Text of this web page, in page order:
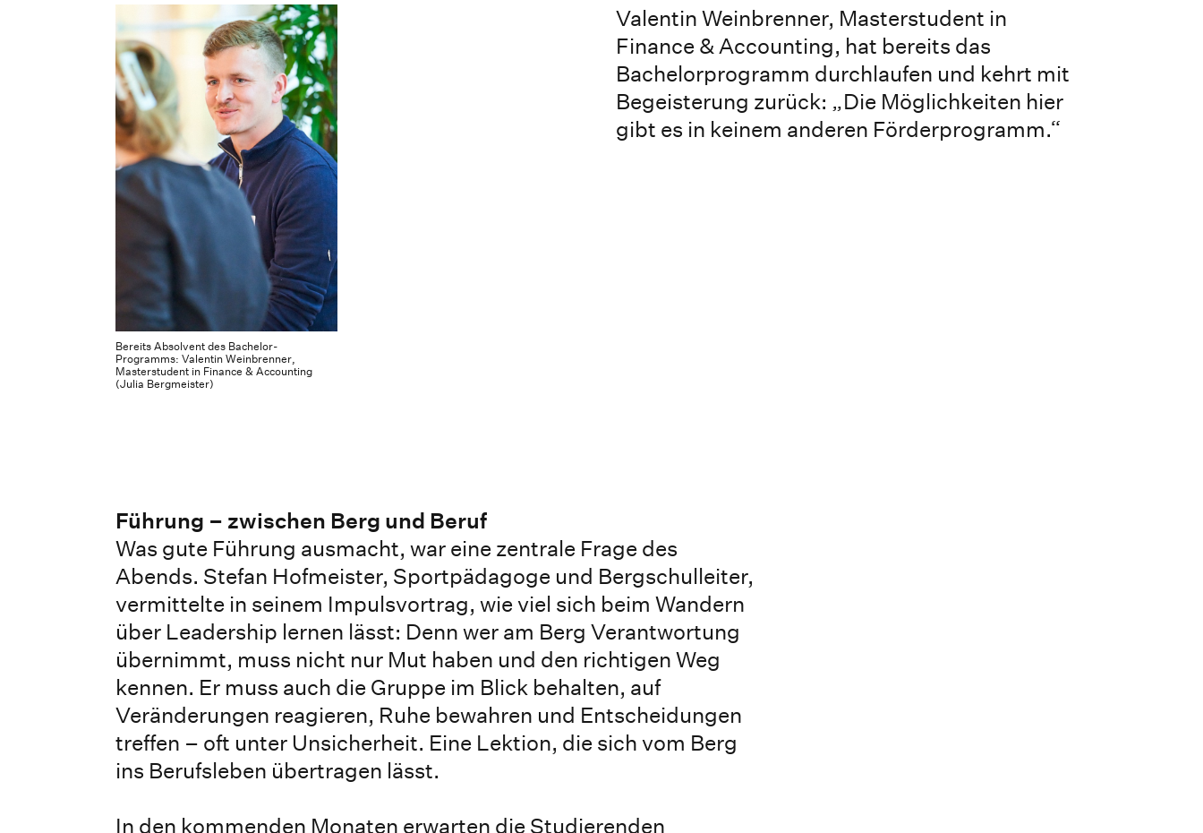
Bereits Absolvent des Bachelor-
Programms: Valentin Weinbrenner,
Masterstudent in Finance & Accounting
(Julia Bergmeister)
Valentin Weinbrenner, Masterstudent in
Finance & Accounting, hat bereits das
Bachelorprogramm durchlaufen und kehrt mit
Begeisterung zurück: „Die Möglichkeiten hier
gibt es in keinem anderen Förderprogramm.“
Führung – zwischen Berg und Beruf
Was gute Führung ausmacht, war eine zentrale Frage des
Abends. Stefan Hofmeister, Sportpädagoge und Bergschulleiter,
vermittelte in seinem Impulsvortrag, wie viel sich beim Wandern
über Leadership lernen lässt: Denn wer am Berg Verantwortung
übernimmt, muss nicht nur Mut haben und den richtigen Weg
kennen. Er muss auch die Gruppe im Blick behalten, auf
Veränderungen reagieren, Ruhe bewahren und Entscheidungen
treffen – oft unter Unsicherheit. Eine Lektion, die sich vom Berg
ins Berufsleben übertragen lässt.
In den kommenden Monaten erwarten die Studierenden